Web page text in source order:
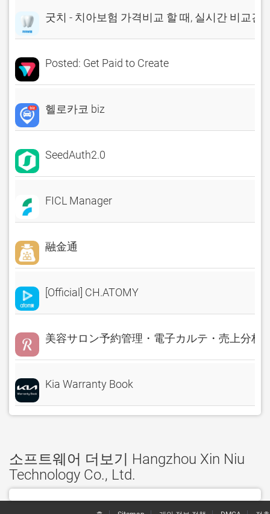
굿치 - 치아보험 가격비교 할 때, 실시간 비교견
Posted: Get Paid to Create
헬로카코 biz
SeedAuth2.0
FICL Manager
融金通
[Official] CH.ATOMY
美容サロン予約管理・電子カルテ・売上分析
Kia Warranty Book
소프트웨어 더보기 Hangzhou Xin Niu
Technology Co., Ltd.